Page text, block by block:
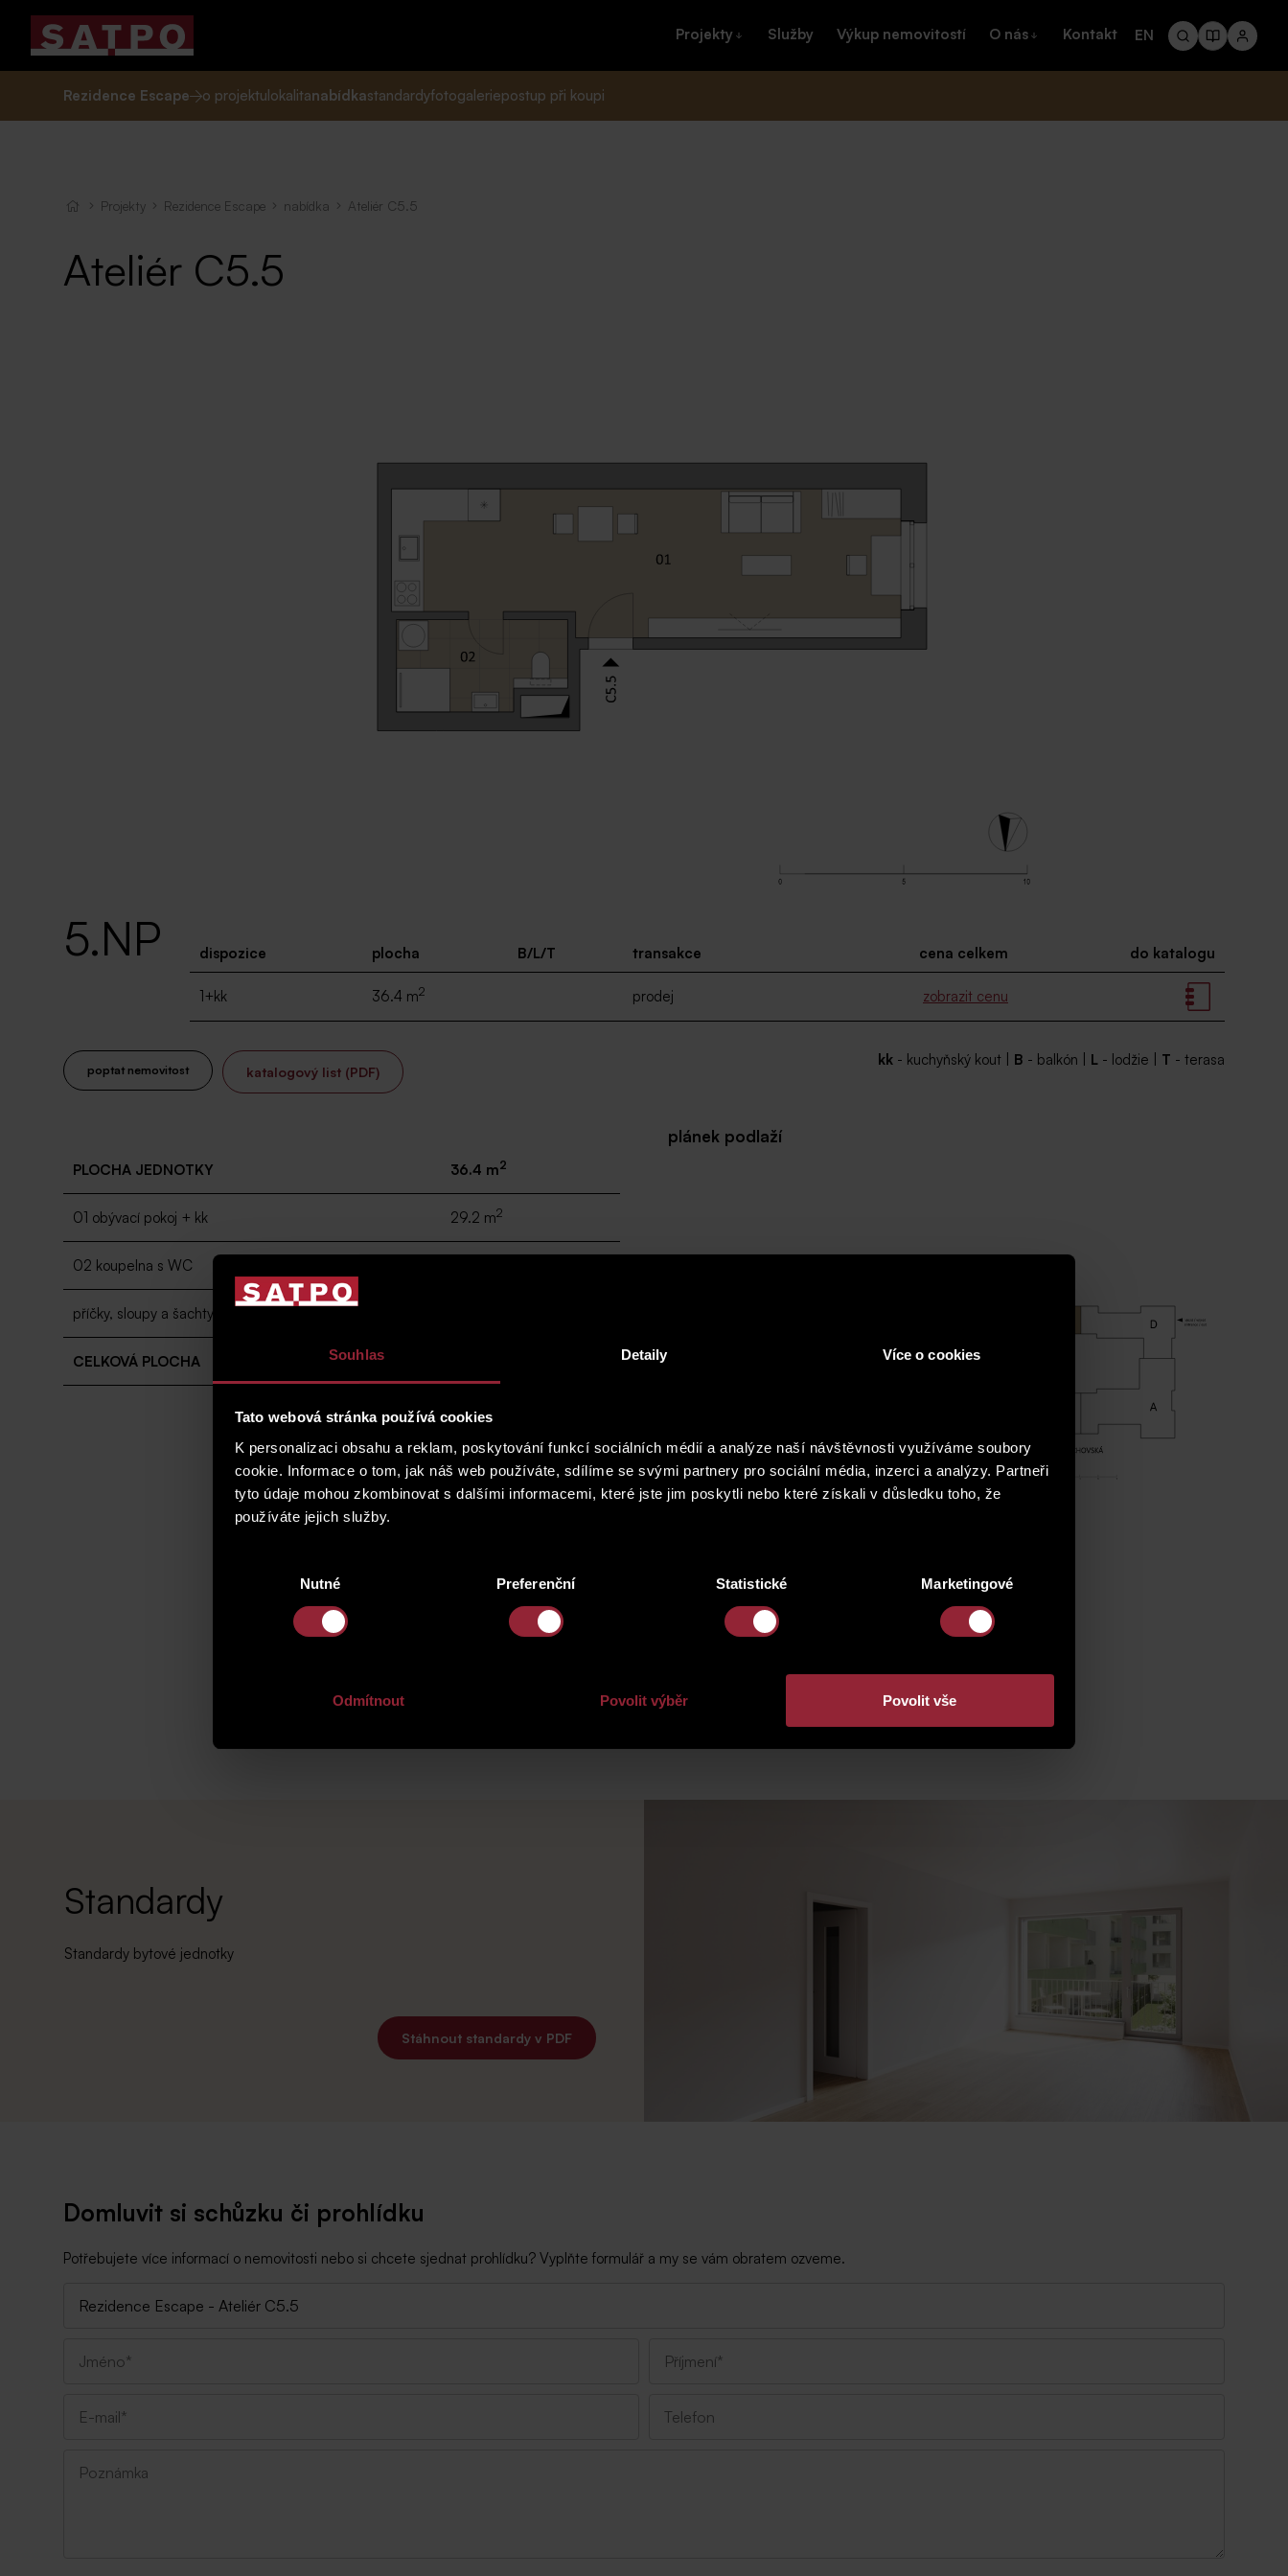
Souhlas Detaily Více o cookies
Tato webová stránka používá cookies
K personalizaci obsahu a reklam, poskytování funkcí sociálních médií a analýze naší návštěvnosti využíváme soubory
cookie. Informace o tom, jak náš web používáte, sdílíme se svými partnery pro sociální média, inzerci a analýzy. Partneři
tyto údaje mohou zkombinovat s dalšími informacemi, které jste jim poskytli nebo které získali v důsledku toho, že
používáte jejich služby.
Nutné Preferenční Statistické Marketingové
Odmítnout Povolit výběr Povolit vše
Projekty Služby Výkup nemovitostí O nás Kontakt EN
Rezidence Escape o projektulokalitanabídkastandardyfotogaleriepostup při koupi
Projekty Rezidence Escape nabídka Ateliér C5.5
Ateliér C5.5
5.NP dispozice plocha B/L/T transakce cena celkem do katalogu
1+kk 36.4 m2 prodej zobrazit cenu
poptat nemovitost katalogový list (PDF)
kk - kuchyňský kout | B - balkón | L - lodžie | T - terasa
PLOCHA JEDNOTKY 36.4 m2
01 obývací pokoj + kk 29.2 m2
02 koupelna s WC
příčky, sloupy a šachty
CELKOVÁ PLOCHA
plánek podlaží
Standardy
Standardy bytové jednotky
Stáhnout standardy v PDF
Domluvit si schůzku či prohlídku
Potřebujete více informací o nemovitosti nebo si chcete sjednat prohlídku? Vyplňte formulář a my se vám obratem ozveme.